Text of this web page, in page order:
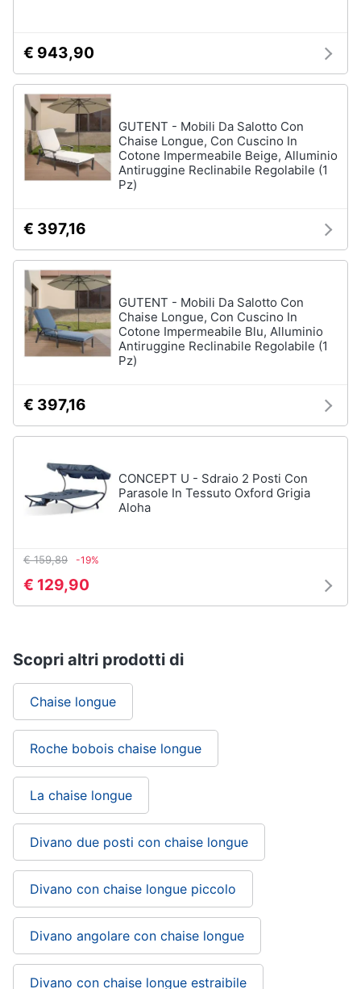
tutti
€ 943,90
GUTENT - Mobili Da Salotto Con
Chaise Longue, Con Cuscino In
Cotone Impermeabile Beige, Alluminio
Antiruggine Reclinabile Regolabile (1
Pz)
€ 397,16
GUTENT - Mobili Da Salotto Con
Chaise Longue, Con Cuscino In
Cotone Impermeabile Blu, Alluminio
Antiruggine Reclinabile Regolabile (1
Pz)
€ 397,16
CONCEPT U - Sdraio 2 Posti Con
Parasole In Tessuto Oxford Grigia
Aloha
€ 159,89 -19%
€ 129,90
Scopri altri prodotti di
Chaise longue
Roche bobois chaise longue
La chaise longue
Divano due posti con chaise longue
Divano con chaise longue piccolo
Divano angolare con chaise longue
Divano con chaise longue estraibile